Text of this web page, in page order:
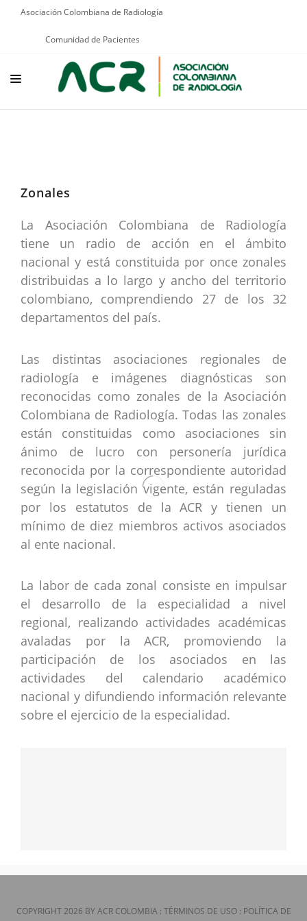
Asociación Colombiana de Radiología
Comunidad de Pacientes
PROGRAMAS POR PATOLOGÍAS
JURÍDICO
GRUPOS CIENTÍFICOS
Zonales
La Asociación Colombiana de Radiología
tiene un radio de acción en el ámbito
nacional y está constituida por once zonales
distribuidas a lo largo y ancho del territorio
colombiano, comprendiendo 27 de los 32
departamentos del país.
Las distintas asociaciones regionales de
radiología e imágenes diagnósticas son
reconocidas como zonales de la Asociación
Colombiana de Radiología. Todas las zonales
están constituidas como asociaciones sin
ánimo de lucro con personería jurídica
reconocida por la correspondiente autoridad
según la legislación vigente, están reguladas
por los estatutos de la ACR y tienen un
mínimo de diez miembros activos asociados
al ente nacional.
La labor de cada zonal consiste en impulsar
el desarrollo de la especialidad a nivel
regional, realizando actividades académicas
avaladas por la ACR, promoviendo la
participación de los asociados en las
actividades del calendario académico
nacional y difundiendo información relevante
sobre el ejercicio de la especialidad.
COPYRIGHT 2026 BY ACR COLOMBIA: TÉRMINOS DE USO: POLÍTICA DE